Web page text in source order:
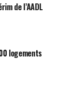
de l’AADL
logements